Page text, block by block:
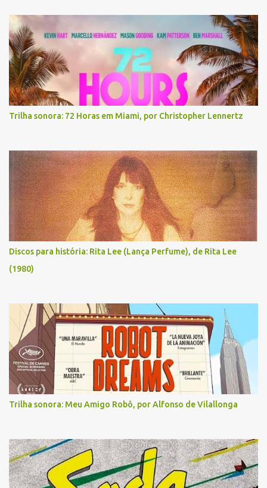
Trilha sonora: 72 Horas em Miami, por Christopher Lennertz
Discos para história: Rita Lee (Lança Perfume), de Rita Lee
(1980)
Trilha sonora: Meu Amigo Robô, por Alfonso de Vilallonga